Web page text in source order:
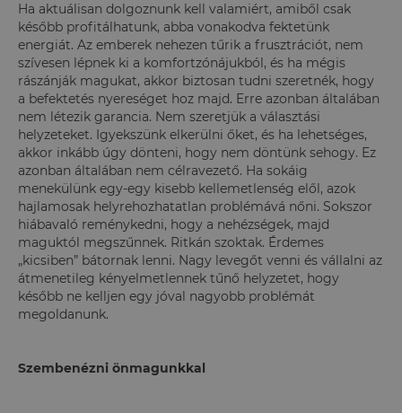
Ha aktuálisan dolgoznunk kell valamiért, amiből csak
később profitálhatunk, abba vonakodva fektetünk
energiát. Az emberek nehezen tűrik a frusztrációt, nem
szívesen lépnek ki a komfortzónájukból, és ha mégis
rászánják magukat, akkor biztosan tudni szeretnék, hogy
a befektetés nyereséget hoz majd. Erre azonban általában
nem létezik garancia. Nem szeretjük a választási
helyzeteket. Igyekszünk elkerülni őket, és ha lehetséges,
akkor inkább úgy dönteni, hogy nem döntünk sehogy. Ez
azonban általában nem célravezető. Ha sokáig
menekülünk egy-egy kisebb kellemetlenség elől, azok
hajlamosak helyrehozhatatlan problémává nőni. Sokszor
hiábavaló reménykedni, hogy a nehézségek, majd
maguktól megszűnnek. Ritkán szoktak. Érdemes
„kicsiben” bátornak lenni. Nagy levegőt venni és vállalni az
átmenetileg kényelmetlennek tűnő helyzetet, hogy
később ne kelljen egy jóval nagyobb problémát
megoldanunk.
Szembenézni önmagunkkal